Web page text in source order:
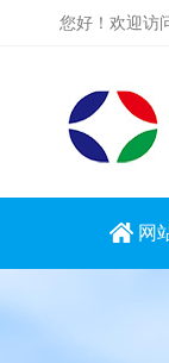
您好！欢迎访
网